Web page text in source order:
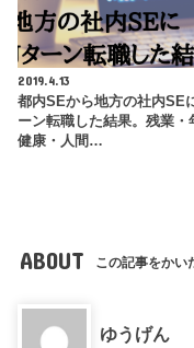
2019.4.13
都内SEから地方の社内SE
ーン転職した結果。残業・
健康・人間…
ABOUT この記事をかい
ゆうげん